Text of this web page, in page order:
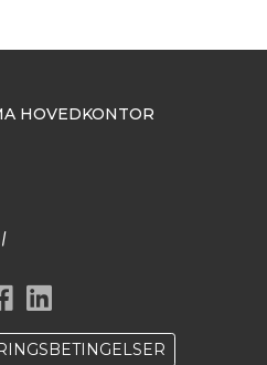
HOVEDKONTOR